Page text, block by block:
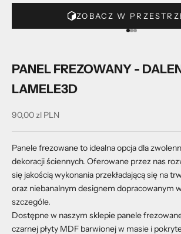
ZOBACZ W
Przejdź do 1
Przejdź do 2
Przejdź do 3
PANEL FREZOWANY -
LAMELE3D
Cena promocyjna
90,00 zl PLN
Panele frezowane to idealna opcja dla
dekoracji ściennych. Oferowane przez nas
się jakością wykonania przekładającą się na
oraz niebanalnym designem dopracowanym
szczególe.
Dostępne w naszym sklepie panele
czarnej płyty MDF barwionej w masie i